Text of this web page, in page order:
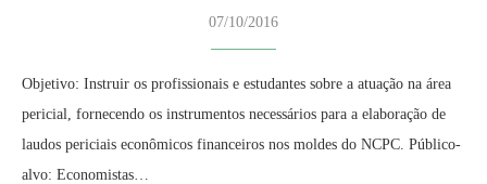
07/10/2016
Objetivo: Instruir os profissionais e estudantes sobre a atuação na área
pericial, fornecendo os instrumentos necessários para a elaboração de
laudos periciais econômicos financeiros nos moldes do NCPC. Público-
alvo: Economistas…